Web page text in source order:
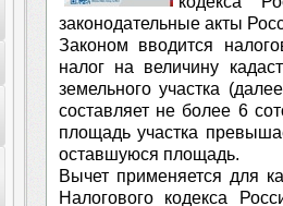
законодательные акты
Законом вводится
налог на величину
земельного участка
составляет не более 6
площадь участка
оставшуюся площадь.
Вычет применяется для
Налогового кодекса